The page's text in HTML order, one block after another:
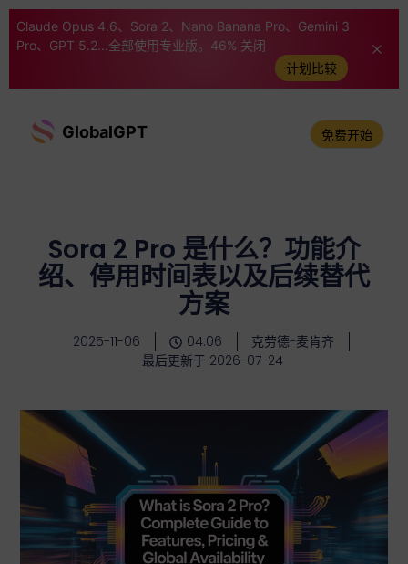
Claude Opus 4.6、Sora 2、Nano Banana Pro、Gemini 3
Pro、GPT 5.2...全部使用专业版。46% 关闭
计划比较
GlobalGPT 免费开始
Sora 2 Pro 是什么？功能介
绍、停用时间表以及后续替代
方案
2025-11-06 04:06
克劳德-麦肯齐
最后更新于 2026-07-24